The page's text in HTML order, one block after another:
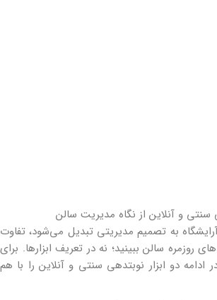
و آنلاین از نگاه مدیریت سالن
به تصمیم مدیریتی تبدیل می‌شود، تفاوت
روزمره سالن ببینید؛ نه در تعریف ابزارها. برای
درک بهتر این موضوع در ادامه دو ابزار نوبت‎دهی سنتی و آنلاین را با هم